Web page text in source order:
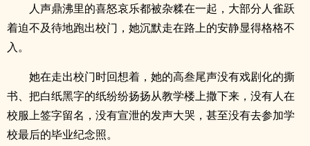
人声鼎沸里的喜怒哀乐都被杂糅在一起，大部分人雀跃
着迫不及待地跑出校门，她沉默走在路上的安静显得格格不
入。
她在走出校门时回想着，她的高叁尾声没有戏剧化的撕
书、把白纸黑字的纸纷纷扬扬从教学楼上撒下来，没有人在
校服上签字留名，没有宣泄的发声大哭，甚至没有去参加学
校最后的毕业纪念照。